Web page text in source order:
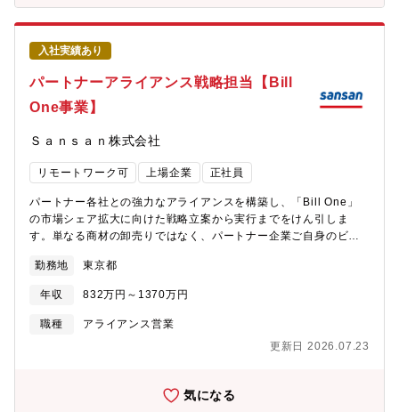
場に前例のない仕組みを構築できます。圧倒的な裁量とスピー
約締結までを一気通貫で担当いただけます。・「負」を解消する
社会貢献性： 法務という企業の根幹に関わる課題をテクノロジー
で解決し、日本のビジネスの生産性を劇的に向上させる実感を得
られます。【募集部門の紹介】LegalBrain事業本部 Business
部 私たちの組織は、あえて既存の営業フレームワーク（The
Model等）に当てはめた分業を行っていません。その理由は、今
がまさにPMF（プロダクトマーケットフィット）を追求する重要
なフェーズだからです。営業が顧客に寄り添い、現場で共創した
「真のニーズ」を、最短距離でプロダクト開発へとフィードバッ
クし、プロダクトそのものを進化させていく。この「営業と開発
超えて事業成長にコミットする組織体制をとっています。
会の中で使われるものづくりに深く関与することができ、自分が
関わった企画や取り組みが実際の社会でどのように活用され、ど
のような価値を生み出しているのかを実感しながら仕事に取り組
むことができる点は、この領域ならではのやりがいだと考えてい
ます。また、少数精鋭のチームで事業が推進されているため、一
人ひとりに大きな裁量が与えられている環境で働くことができま
す。日々の業務を通じて、自身の担当領域にとどまらず、事業戦
こうした環境の中で、自分の考えや提案をもとに事業の方向性に
影響を与える経験を積むことで、主体的に事業に関わりながら成
長していくことができる点も本ポジションの魅力です。【今後の
を推進するプロダクト・サービスの事業企画に携わっていただき
ます。入社後は、既存サービスの改善や新たな施策の企画・推進
を通じて事業理解を深めながら、将来的には当該領域におけるサ
ービスマネージャーとして、PLを含めた事業責任を担うポジショ
見や事業推進の経験を基盤として、将来的にはGOが展開する新規
ードする役割を担っていただくことが可能です。
入社実績あり
パートナーアライアンス戦略担当【Bill
One事業】
Ｓａｎｓａｎ株式会社
リモートワーク可 上場企業 正社員
パートナー各社との強力なアライアンスを構築し、「Bill One」
の市場シェア拡大に向けた戦略立案から実行までをけん引しま
す。単なる商材の卸売りではなく、パートナー企業ご自身のビジ
の力学」を生み出し、強固なエコシステムを拡大していく中核的
なポジションです。【職務内容】■パートナー戦略の立案・実行担
当パートナーごとの事業特性や顧客基盤に合わせた中長期的なア
ライアンス戦略・ビジネスプランを策定し、目標達成に向けたロ
「Bill One」のさらなる市場浸透に向け、高いシナジーを見込め
までをけん引します。■パートナーイネーブルメント（教育・販売
支援）パートナー企業が自信を持って「Bill One」を提案・販売
勤務地 東京都
年収 832万円～1370万円
職種
アライアンス営業
更新日 2026.07.23
気になる